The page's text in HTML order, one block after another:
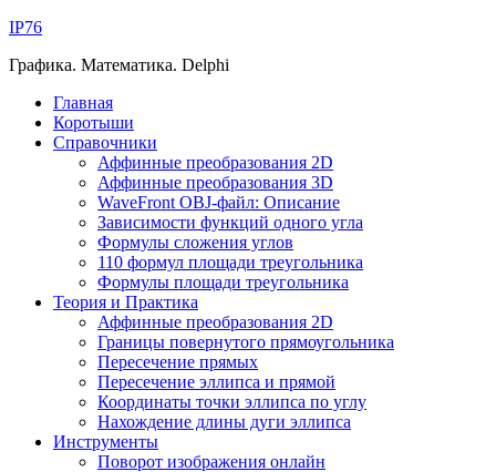
IP76
Графика. Математика. Delphi
Главная
Коротыши
Справочники
Аффинные преобразования 2D
Аффинные преобразования 3D
WaveFront OBJ-файл: Описание
Зависимости функций одного угла
Формулы сложения углов
110 формул площади треугольника
Формулы площади треугольника
Теория и Практика
Аффинные преобразования 2D
Границы повернутого прямоугольника
Пересечение прямых
Пересечение эллипса и прямой
Координаты точки эллипса по углу
Нахождение длины дуги эллипса
Инструменты
Поворот изображения онлайн